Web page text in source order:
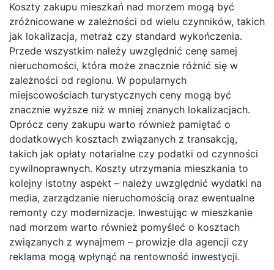
Koszty zakupu mieszkań nad morzem mogą być
zróżnicowane w zależności od wielu czynników, takich
jak lokalizacja, metraż czy standard wykończenia.
Przede wszystkim należy uwzględnić cenę samej
nieruchomości, która może znacznie różnić się w
zależności od regionu. W popularnych
miejscowościach turystycznych ceny mogą być
znacznie wyższe niż w mniej znanych lokalizacjach.
Oprócz ceny zakupu warto również pamiętać o
dodatkowych kosztach związanych z transakcją,
takich jak opłaty notarialne czy podatki od czynności
cywilnoprawnych. Koszty utrzymania mieszkania to
kolejny istotny aspekt – należy uwzględnić wydatki na
media, zarządzanie nieruchomością oraz ewentualne
remonty czy modernizacje. Inwestując w mieszkanie
nad morzem warto również pomyśleć o kosztach
związanych z wynajmem – prowizje dla agencji czy
reklama mogą wpłynąć na rentowność inwestycji.